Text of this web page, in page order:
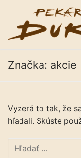
obsah
Sortiment
Galéria
Značka: akcie
Vyzerá to tak, že
hľadali. Skúste
Hľadať: